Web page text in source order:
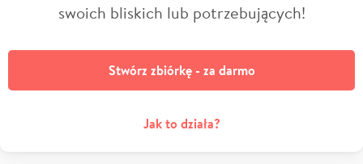
swoich bliskich lub potrzebujących!
Stwórz zbiórkę - za darmo
Jak to działa?